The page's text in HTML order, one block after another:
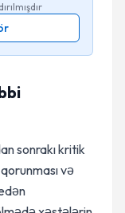
sonrakı kritik
və